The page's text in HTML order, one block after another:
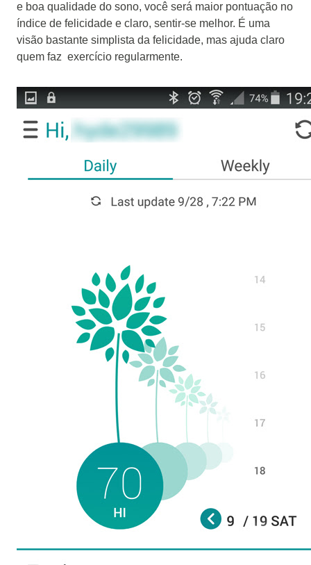
e boa qualidade do sono, você será maior pontuação no
índice de felicidade e claro, sentir-se melhor. É uma
visão bastante simplista da felicidade, mas ajuda claro
quem faz exercício regularmente.